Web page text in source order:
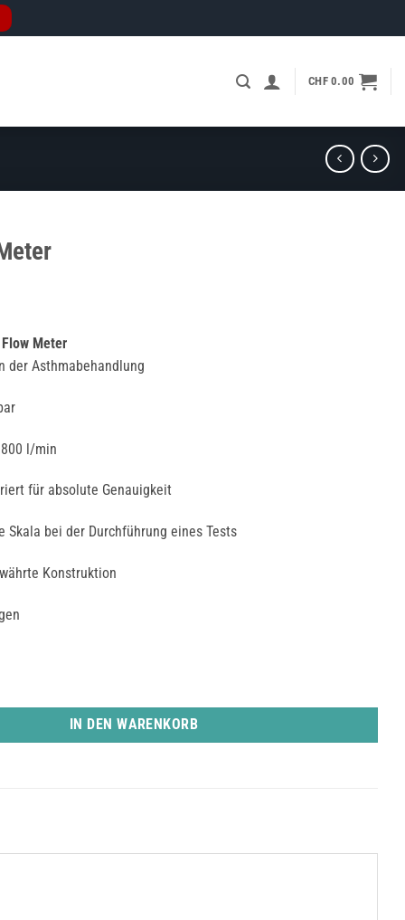
CHF0.00
Meter
der Asthmabehandlung
800 l/min
für absolute Genauigkeit
Skala bei der Durchführung eines Tests
Konstruktion
IN DEN WARENKORB